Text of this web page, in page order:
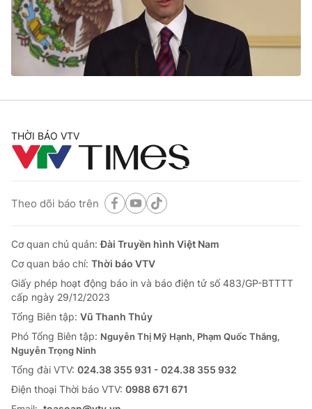
THỜI BÁO VTV
Theo dõi báo trên
Cơ quan chủ quản:Đài Truyền hình Việt Nam
Cơ quan báo chí: Thời báo VTV
Giấy phép hoạt động báo in và báo điện tử số 483/GP-BTTTT
cấp ngày 29/12/2023
Tổng Biên tập: Vũ Thanh Thủy
Phó Tổng Biên tập: Nguyễn Thị Mỹ Hạnh, Phạm Quốc Thắng,
Nguyễn Trọng Ninh
Tổng đài VTV: 024.38 355 931 - 024.38 355 932
Ðiện thoại Thời báo VTV: 0988 671 671